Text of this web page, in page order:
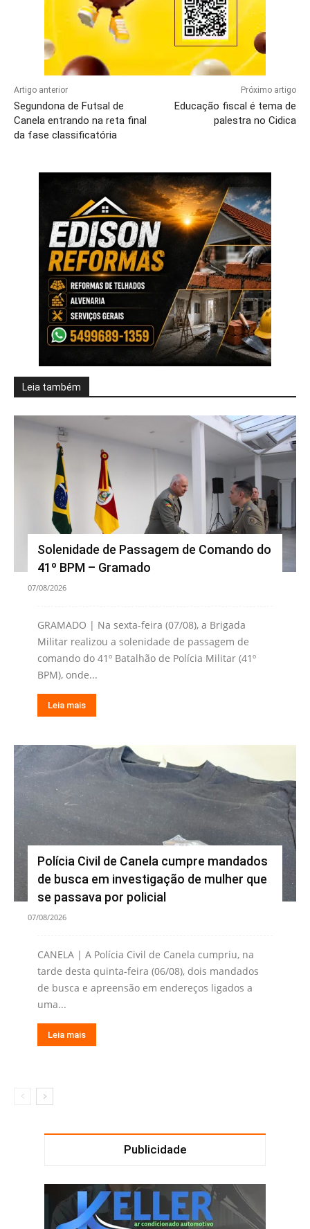
Artigo anterior
Segundona de Futsal de
Canela entrando na reta final
da fase classificatória
Próximo artigo
Educação fiscal é tema de
palestra no Cidica
Leia também
Solenidade de Passagem de Comando do
41º BPM – Gramado
07/08/2026
GRAMADO | Na sexta-feira (07/08), a Brigada
Militar realizou a solenidade de passagem de
comando do 41º Batalhão de Polícia Militar (41º
BPM), onde...
Leia mais
Polícia Civil de Canela cumpre mandados
de busca em investigação de mulher que
se passava por policial
07/08/2026
CANELA | A Polícia Civil de Canela cumpriu, na
tarde desta quinta-feira (06/08), dois mandados
de busca e apreensão em endereços ligados a
uma...
Leia mais
Publicidade